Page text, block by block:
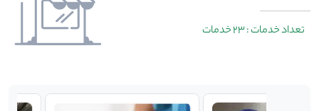
تعداد خدمات : 23 خدمات